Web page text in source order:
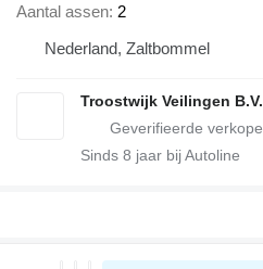
Aantal assen 2
Nederland, Zaltbommel
Troostwijk Veilingen B.V.
Sinds 8 jaar bij Autoline